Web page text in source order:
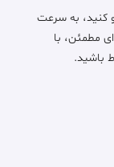
کنید، به سرعت
مطمئن، با
باشید.